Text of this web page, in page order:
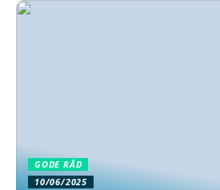
GODE RÅD
10/06/2025